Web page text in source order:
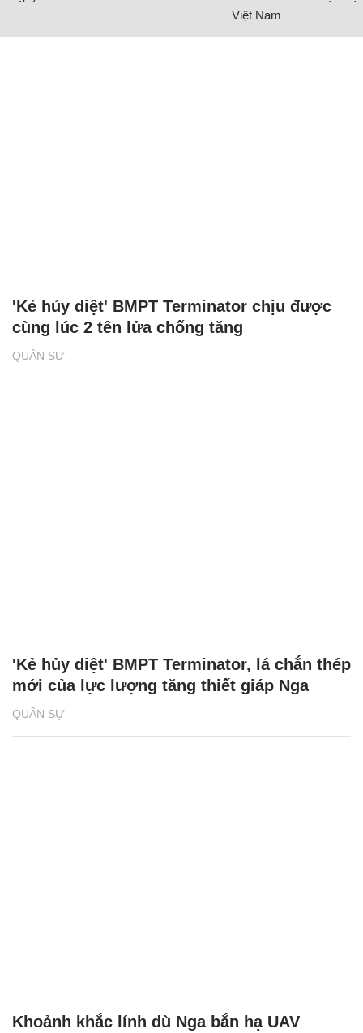
Việt Nam
QUÂN SỰ
'Kẻ hủy diệt' BMPT Terminator chịu được
cùng lúc 2 tên lửa chống tăng
QUÂN SỰ
'Kẻ hủy diệt' BMPT Terminator, lá chắn thép
mới của lực lượng tăng thiết giáp Nga
Khoảnh khắc lính dù Nga bắn hạ UAV